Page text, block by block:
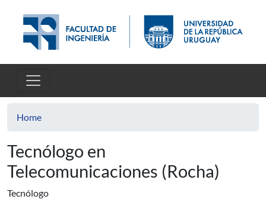
Home
Tecnólogo en
Telecomunicaciones (Rocha)
Tecnólogo